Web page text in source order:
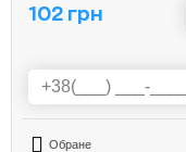
102 грн
Обране